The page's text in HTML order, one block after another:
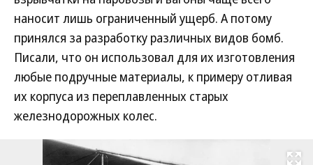
наносит лишь ограниченный ущерб. А потому
принялся за разработку различных видов бомб.
Писали, что он использовал для их изготовления
любые подручные материалы, к примеру отливая
их корпуса из переплавленных старых
железнодорожных колес.